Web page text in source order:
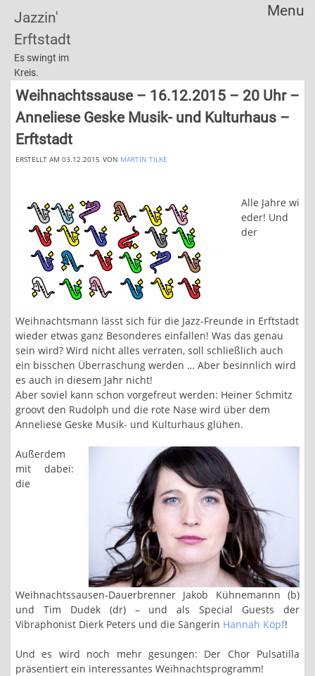
Jazzin'
Erftstadt
Es swingt im
Kreis.
Menu
Weihnachtssause – 16.12.2015 – 20 Uhr –
Anneliese Geske Musik- und Kulturhaus –
Erftstadt
ERSTELLT AM 03.12.2015 VON MARTIN TILKE
Alle Jahre wi
eder! Und
der
Weihnachtsmann lässt sich für die Jazz-Freunde in Erftstadt
wieder etwas ganz Besonderes einfallen! Was das genau
sein wird? Wird nicht alles verraten, soll schließlich auch
ein bisschen Überraschung werden … Aber besinnlich wird
es auch in diesem Jahr nicht!
Aber soviel kann schon vorgefreut werden: Heiner Schmitz
groovt den Rudolph und die rote Nase wird über dem
Anneliese Geske Musik- und Kulturhaus glühen.
Außerdem
mit dabei:
die
Weihnachtssausen-Dauerbrenner Jakob Kühnemannn (b)
und Tim Dudek (dr) – und als Special Guests der
Vibraphonist Dierk Peters und die Sängerin Hannah Köpf!
Und es wird noch mehr gesungen: Der Chor Pulsatilla
präsentiert ein interessantes Weihnachtsprogramm!